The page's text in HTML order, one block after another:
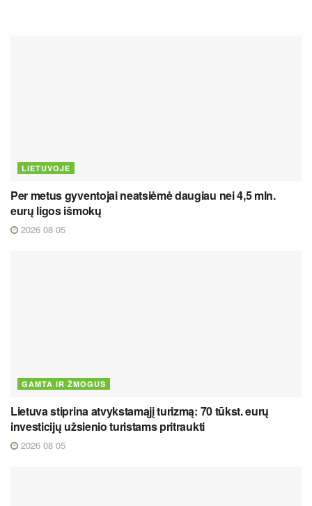
LIETUVOJE
Per metus gyventojai neatsiėmė daugiau nei 4,5 mln.
eurų ligos išmokų
2026 08 05
GAMTA IR ŽMOGUS
Lietuva stiprina atvykstamąjį turizmą: 70 tūkst. eurų
investicijų užsienio turistams pritraukti
2026 08 05